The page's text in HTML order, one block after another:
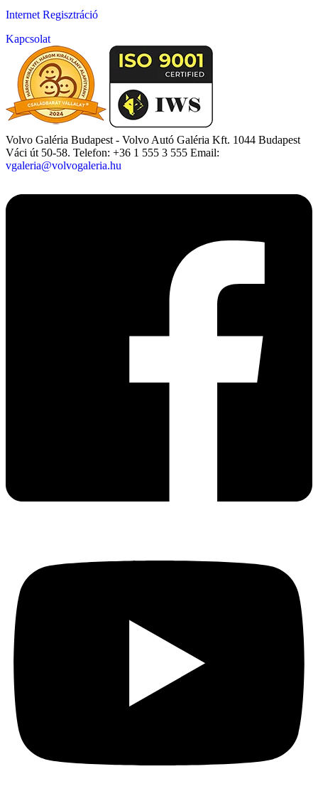
Internet Regisztráció
Kapcsolat
Volvo Galéria Budapest - Volvo Autó Galéria Kft. 1044 Budapest
Váci út 50-58. Telefon: +36 1 555 3 555 Email:
vgaleria@volvogaleria.hu